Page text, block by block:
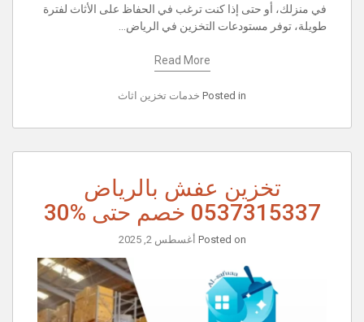
في منزلك، أو حتى إذا كنت ترغب في الحفاظ على الأثاث لفترة
طويلة، توفر مستودعات التخزين في الرياض…
Read More
Posted in خدمات تخزين اثاث
تخزين عفش بالرياض
0537315337 خصم حتى %30
Posted on أغسطس 2, 2025